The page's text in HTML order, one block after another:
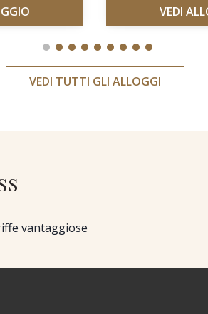
VEDI
VEDI TUTTI GLI ALLOGGI
vantaggiose